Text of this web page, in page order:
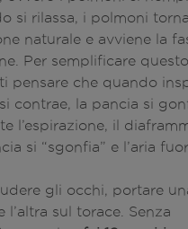
si rilassa, i polmoni
naturale e avviene la
Per semplificare questo
pensare che quando
contrae, la pancia si
l’espirazione, il
si “sgonfia” e l’aria
gli occhi, portare
l’altra sul torace. Senza